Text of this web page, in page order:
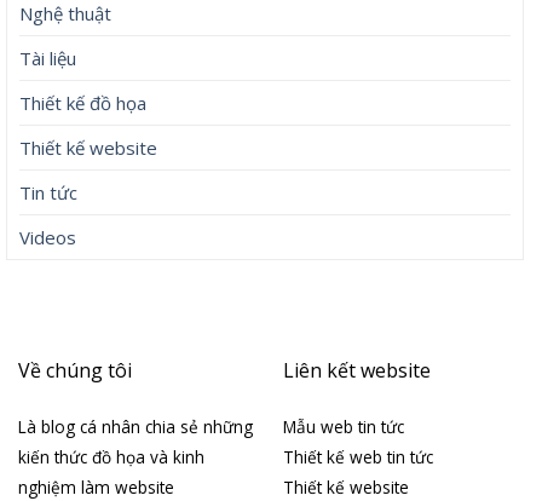
Nghệ thuật
Tài liệu
Thiết kế đồ họa
Thiết kế website
Tin tức
Videos
Về chúng tôi
Là blog cá nhân chia sẻ những
kiến thức đồ họa và kinh
nghiệm làm website
Liên kết website
Mẫu web tin tức
Thiết kế web tin tức
Thiết kế website